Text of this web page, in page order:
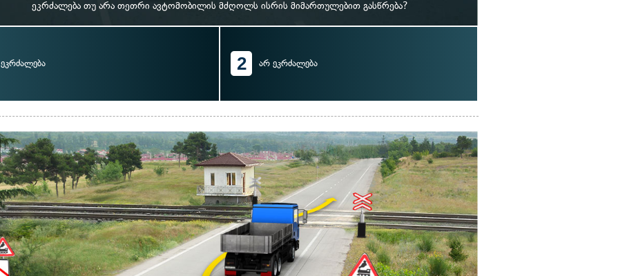
ეკრძალება თუ არა თეთრი ავტომობილის მძღოლს ისრის მიმართულებით გასწრება?
ეკრძალება 2 არ ეკრძალება